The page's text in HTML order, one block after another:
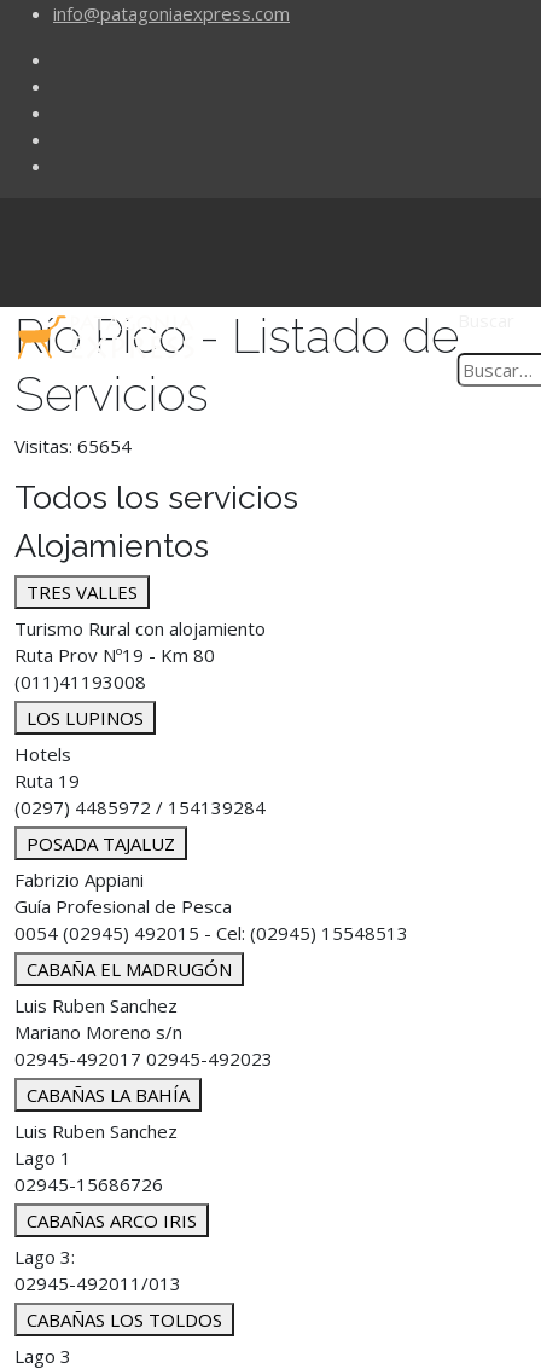
info@patagoniaexpress.com
Río Pico - Listado de
Servicios
Visitas: 65654
Todos los servicios
Alojamientos
TRES VALLES
Turismo Rural con alojamiento
Ruta Prov Nº19 - Km 80
(011)41193008
LOS LUPINOS
Hotels
Ruta 19
(0297) 4485972 / 154139284
POSADA TAJALUZ
Fabrizio Appiani
Guía Profesional de Pesca
0054 (02945) 492015 - Cel: (02945) 15548513
CABAÑA EL MADRUGÓN
Luis Ruben Sanchez
Mariano Moreno s/n
02945-492017 02945-492023
CABAÑAS LA BAHÍA
Luis Ruben Sanchez
Lago 1
02945-15686726
CABAÑAS ARCO IRIS
Lago 3:
02945-492011/013
CABAÑAS LOS TOLDOS
Lago 3